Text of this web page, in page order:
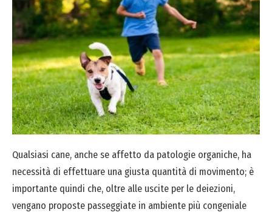
Qualsiasi cane, anche se affetto da patologie organiche, ha
necessità di effettuare una giusta quantità di movimento; è
importante quindi che, oltre alle uscite per le deiezioni,
vengano proposte passeggiate in ambiente più congeniale